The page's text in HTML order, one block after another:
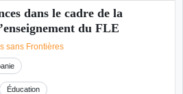
dans le cadre de la
du FLE
sans Frontières
Éducation